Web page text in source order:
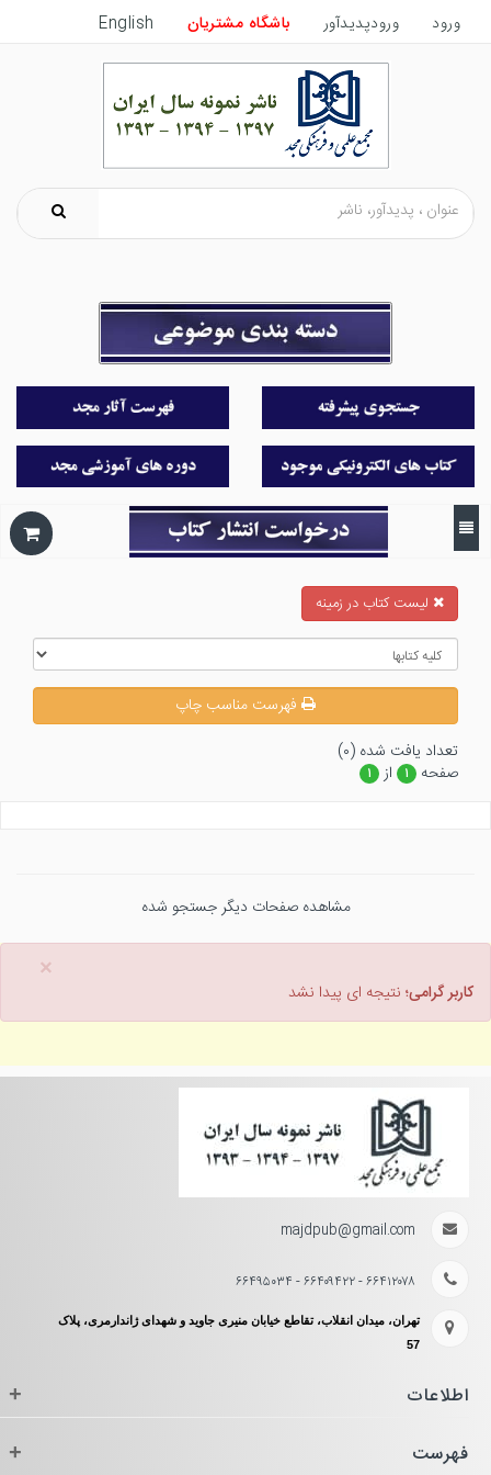
ورود ورودپدیدآور باشگاه مشتریان English
ليست كتاب در زمينه
فهرست مناسب چاپ
تعداد يافت شده (۰)
صفحه
۱ از ۱
مشاهده صفحات دیگر جستجو شده
×
کاربر گرامی؛ نتیجه ای پیدا نشد
majdpub@gmail.com
۶۶۴۱۲۰۷۸ - ۶۶۴۰۹۴۲۲ - ۶۶۴۹۵۰۳۴
تهران، میدان انقلاب، تقاطع خیابان منیری جاوید و شهدای ژاندارمری، پلاک
57
اطلاعات +
فهرست +